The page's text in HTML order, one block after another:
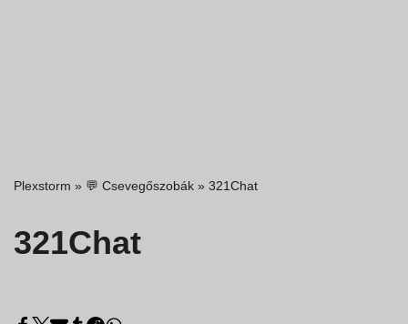
Plexstorm » 💬 Csevegőszobák » 321Chat
321Chat